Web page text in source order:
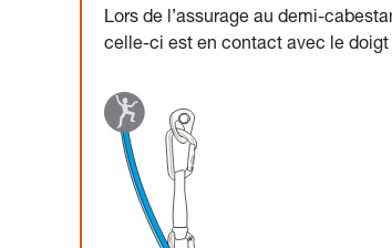
Lors de l’assurage au demi-
celle-ci est en contact avec le doigt